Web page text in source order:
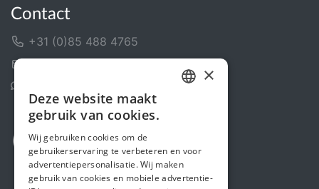
Contact
+31 (0)85 488 4765
ENGLISH
×
Deze website maakt
gebruik van cookies.
Wij gebruiken cookies om de
gebruikerservaring te verbeteren en voor
advertentiepersonalisatie. Wij maken
gebruik van cookies en mobiele advertentie-